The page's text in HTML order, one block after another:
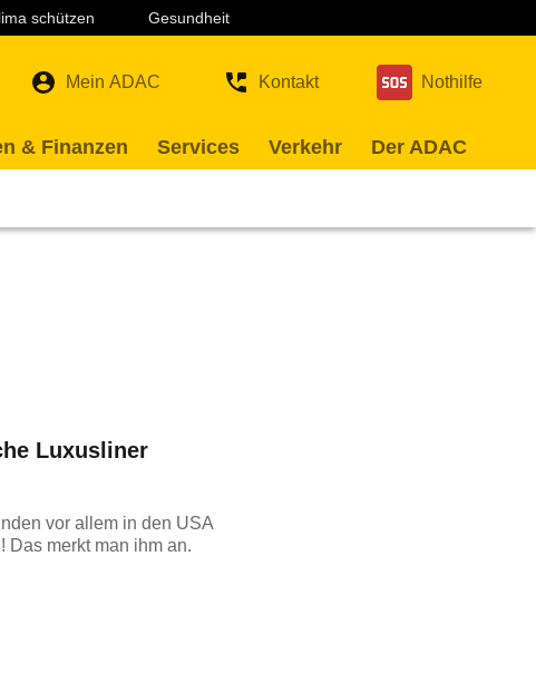
schützen Gesundheit
Mein ADAC Kontakt Nothilfe
& Finanzen Services Verkehr Der ADAC
Luxusliner
vor allem in den USA
Das merkt man ihm an.